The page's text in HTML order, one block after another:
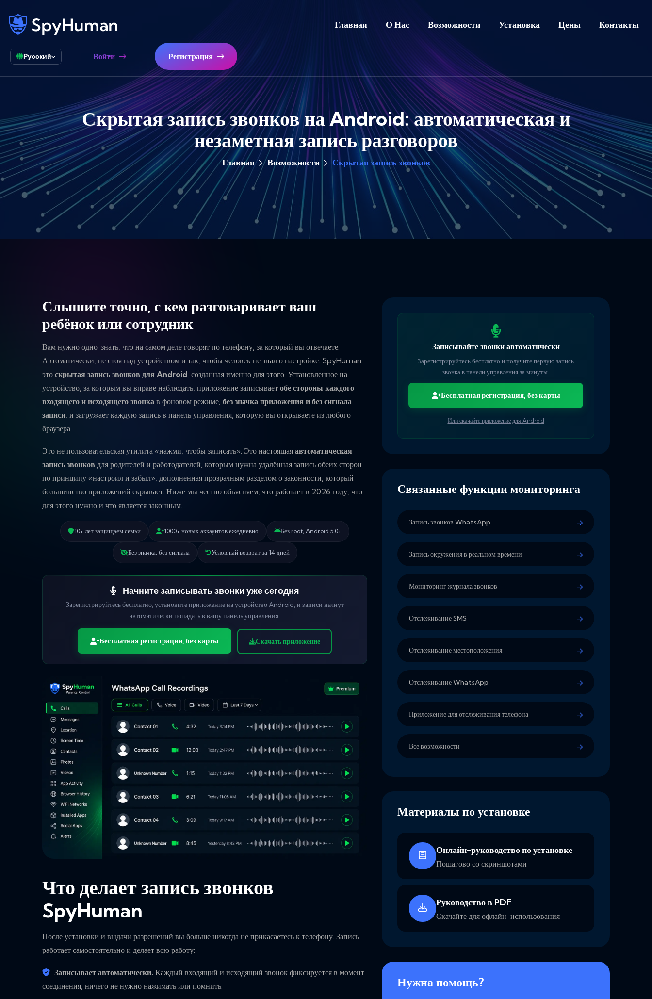
Главная О Нас Возможности Установка Цены Контакты
Русский Войти Регистрация
Скрытая запись звонков на Android: автоматическая и
незаметная запись разговоров
Главная Возможности Скрытая запись звонков
Слышите точно, с кем разговаривает ваш
ребёнок или сотрудник
Вам нужно одно: знать, что на самом деле говорят по телефону, за который вы отвечаете.
Автоматически, не стоя над устройством и так, чтобы человек не знал о настройке. SpyHuman
это скрытая запись звонков для Android, созданная именно для этого. Установленное на
устройство, за которым вы вправе наблюдать, приложение записывает обе стороны каждого
входящего и исходящего звонка в фоновом режиме, без значка приложения и без сигнала
записи, и загружает каждую запись в панель управления, которую вы открываете из любого
браузера.
Это не пользовательская утилита «нажми, чтобы записать». Это настоящая автоматическая
запись звонков для родителей и работодателей, которым нужна удалённая запись обеих сторон
по принципу «настроил и забыл», дополненная прозрачным разделом о законности, который
большинство приложений скрывает. Ниже мы честно объясняем, что работает в 2026 году, что
для этого нужно и что является законным.
10+ лет защищаем семьи 1000+ новых аккаунтов ежедневно Без root, Android 5.0+
Без значка, без сигнала Условный возврат за 14 дней
Начните записывать звонки уже сегодня
Зарегистрируйтесь бесплатно, установите приложение на устройство Android, и записи начнут
автоматически попадать в вашу панель управления.
Бесплатная регистрация, без карты Скачать приложение
Что делает запись звонков
SpyHuman
После установки и выдачи разрешений вы больше никогда не прикасаетесь к телефону. Запись
работает самостоятельно и делает всю работу:
Записывает автоматически. Каждый входящий и исходящий звонок фиксируется в момент
соединения, ничего не нужно нажимать или помнить.
Записывайте звонки автоматически
Зарегистрируйтесь бесплатно и получите первую запись
звонка в панели управления за минуты.
Бесплатная регистрация, без карты
Или скачайте приложение для Android
Связанные функции мониторинга
Запись звонков WhatsApp
Запись окружения в реальном времени
Мониторинг журнала звонков
Отслеживание SMS
Отслеживание местоположения
Отслеживание WhatsApp
Приложение для отслеживания телефона
Все возможности
Материалы по установке
Онлайн-руководство по установке
Пошагово со скриншотами
Руководство в PDF
Скачайте для офлайн-использования
Нужна помощь?